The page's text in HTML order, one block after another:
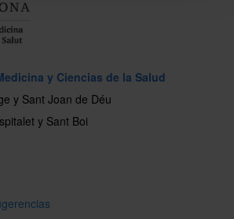
y Ciencias de la Salud
y Sant Joan de Déu
y Sant Boi